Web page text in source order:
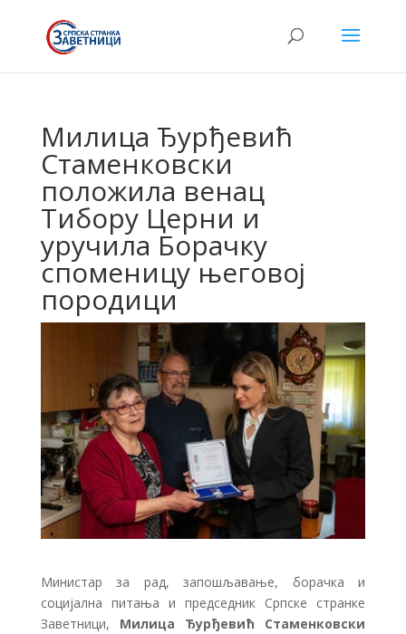
Милица Ђурђевић
Стаменковски
положила венац
Тибору Церни и
уручила Борачку
споменицу његовој
породици
Министар за рад, запошљавање, борачка и
социјална питања и председник Српске странке
Заветници, Милица Ђурђевић Стаменковски